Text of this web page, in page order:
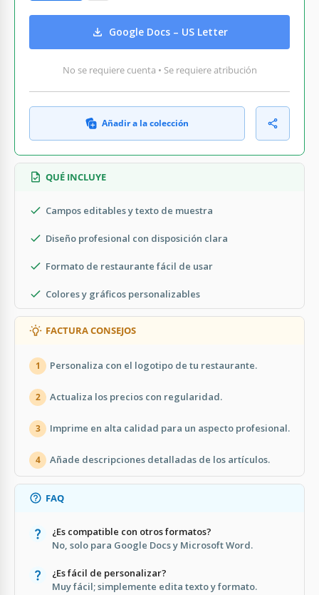
Google Docs – US Letter
No se requiere cuenta • Se requiere atribución
Añadir a la colección
QUÉ INCLUYE
Campos editables y texto de muestra
Diseño profesional con disposición clara
Formato de restaurante fácil de usar
Colores y gráficos personalizables
FACTURA CONSEJOS
1 Personaliza con el logotipo de tu restaurante.
2 Actualiza los precios con regularidad.
3 Imprime en alta calidad para un aspecto profesional.
4 Añade descripciones detalladas de los artículos.
FAQ
¿Es compatible con otros formatos?
No, solo para Google Docs y Microsoft Word.
¿Es fácil de personalizar?
Muy fácil; simplemente edita texto y formato.